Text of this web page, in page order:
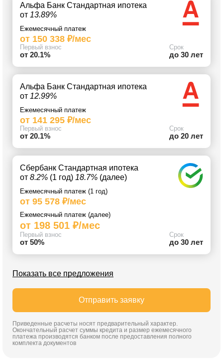
Альфа Банк Стандартная ипотека
от 13.89%
Ежемесячный платеж
от 150 338 ₽/мес
Первый взнос
от 20.1%
Срок
до 30 лет
Альфа Банк Стандартная ипотека
от 12.99%
Ежемесячный платеж
от 141 295 ₽/мес
Первый взнос
от 20.1%
Срок
до 20 лет
Сбербанк Стандартная ипотека
от 8.2% (1 год) 18.7% (далее)
Ежемесячный платеж (1 год)
от 95 578 ₽/мес
Ежемесячный платеж (далее)
от 198 501 ₽/мес
Первый взнос
от 50%
Срок
до 30 лет
Показать все предложения
Отправить заявку
Приведенные расчеты носят предварительный характер.
Окончательный расчет суммы кредита и размер ежемесячного
платежа производятся банком после предоставления полного
комплекта документов